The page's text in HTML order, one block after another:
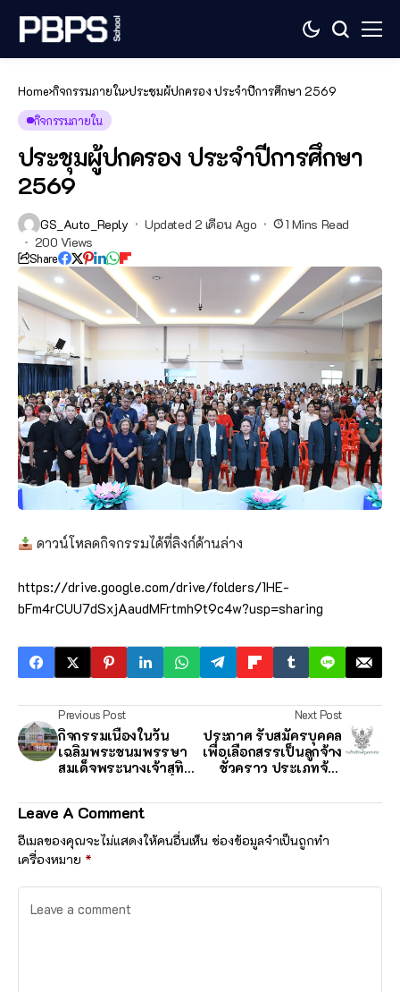
Home กิจกรรมภายใน ประชุมผู้ปกครอง ประจำปีการศึกษา 2569
กิจกรรมภายใน
ประชุมผู้ปกครอง ประจำปีการศึกษา
2569
GS_Auto_Reply Updated 2 เดือน Ago
1 Mins Read
200 Views
Share
ดาวน์โหลดกิจกรรมได้ที่ลิงก์ด้านล่าง
https://drive.google.com/drive/folders/1HE-
bFm4rCUU7dSxjAaudMFrtmh9t9c4w?usp=sharing
Previous Post
กิจกรรมเนื่องในวัน
เฉลิมพระชนมพรรษา
สมเด็จพระนางเจ้าสุทิด
พระบรมราชินี ประจำปี
๒๕๖๙
Next Post
ประกาศ รับสมัครบุคคล
เพื่อเลือกสรรเป็นลูกจ้าง
ชั่วคราว ประเภทจ้าง
อัตรา
Leave A Comment
อีเมลของคุณจะไม่แสดงให้คนอื่นเห็น ช่องข้อมูลจำเป็นถูกทำ
เครื่องหมาย *